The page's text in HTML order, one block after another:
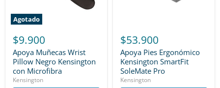
Agotado
$9.900
Apoya Muñecas Wrist
Pillow Negro Kensington
con Microfibra
Kensington
$53.900
Apoya Pies Ergonómico
Kensington SmartFit
SoleMate Pro
Kensington